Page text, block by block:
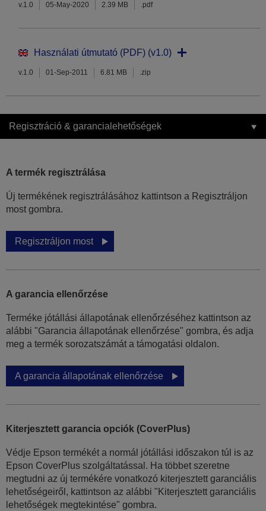
v.1.0 05-May-2020 2.39 MB .pdf
Használati útmutató (PDF) (v1.0)
v.1.0 01-Sep-2011 6.81 MB .zip
Regisztráció & garancialehetőségek
A termék regisztrálása
Új termékének regisztrálásához kattintson a Regisztráljon
most gombra.
Regisztráljon most
A garancia ellenőrzése
Terméke jótállási állapotának ellenőrzéséhez kattintson az
alábbi "Garancia állapotának ellenőrzése" gombra, és adja
meg a termék sorozatszámát a támogatási oldalon.
A garancia állapotának ellenőrzése
Kiterjesztett garancia opciók (CoverPlus)
Védje Epson termékét a normál jótállási időszakon túl is az
Epson CoverPlus szolgáltatással. Ha többet szeretne
megtudni az új termékére vonatkozó kiterjesztett garanciális
lehetőségeiről, kattintson az alábbi "Kiterjesztett garanciális
lehetőségek megtekintése" gombra.